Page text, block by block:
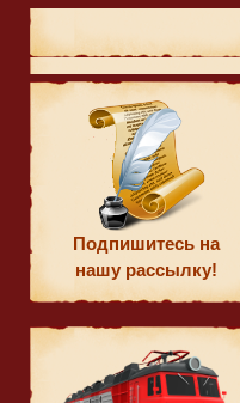
Подпишитесь на
нашу рассылку!